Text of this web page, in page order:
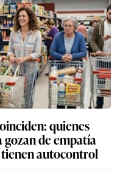
quienes
de empatía
autocontrol